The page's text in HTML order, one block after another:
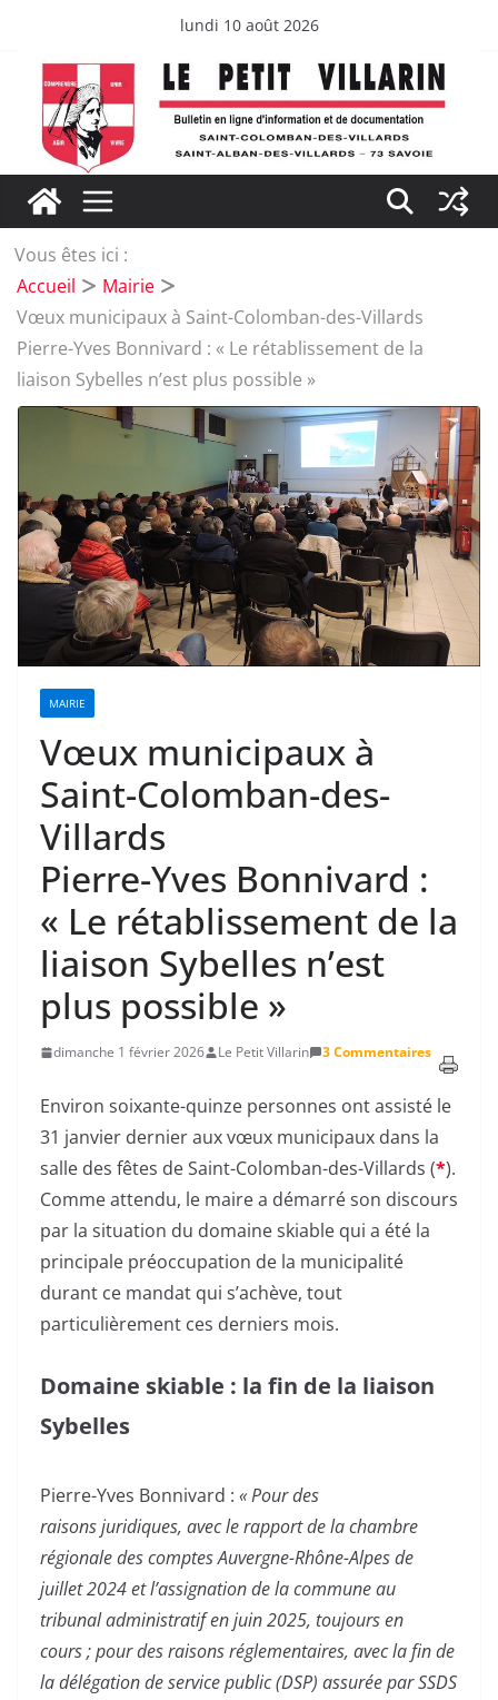
contenu
lundi 10 août 2026
Vous êtes ici :
Accueil
Mairie
Vœux municipaux à Saint-Colomban-des-Villards
Pierre-Yves Bonnivard : « Le rétablissement de la
liaison Sybelles n’est plus possible »
MAIRIE
Vœux municipaux à
Saint-Colomban-des-
Villards
Pierre-Yves Bonnivard :
« Le rétablissement de la
liaison Sybelles n’est
plus possible »
dimanche 1 février 2026 Le Petit Villarin 3 Commentaires
Environ soixante-quinze personnes ont assisté le
31 janvier dernier aux vœux municipaux dans la
salle des fêtes de Saint-Colomban-des-Villards (*).
Comme attendu, le maire a démarré son discours
par la situation du domaine skiable qui a été la
principale préoccupation de la municipalité
durant ce mandat qui s’achève, tout
particulièrement ces derniers mois.
Domaine skiable : la fin de la liaison
Sybelles
Pierre-Yves Bonnivard : « Pour des
raisons juridiques, avec le rapport de la chambre
régionale des comptes Auvergne-Rhône-Alpes de
juillet 2024 et l’assignation de la commune au
tribunal administratif en juin 2025, toujours en
cours ; pour des raisons réglementaires, avec la fin de
la délégation de service public (DSP) assurée par SSDS